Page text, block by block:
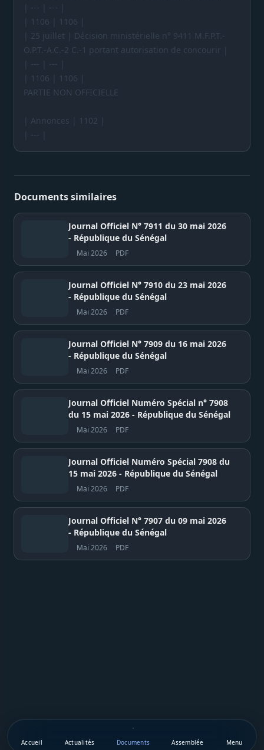
| --- | --- |
| 1106 | 1106 |
| 25 juillet | Décision ministérielle n° 9411 M.F.P.T.-
O.P.T.-A.C.-2 C.-1 portant autorisation de concourir |
| --- | --- |
| 1106 | 1106 |
PARTIE NON OFFICIELLE
| Annonces | 1102 |
| --- |
Documents similaires
Journal Officiel N° 7911 du 30 mai 2026
- République du Sénégal
Mai 2026 PDF
Journal Officiel N° 7910 du 23 mai 2026
- République du Sénégal
Mai 2026 PDF
Journal Officiel N° 7909 du 16 mai 2026
- République du Sénégal
Mai 2026 PDF
Journal Officiel Numéro Spécial n° 7908
du 15 mai 2026 - République du Sénégal
Mai 2026 PDF
Journal Officiel Numéro Spécial 7908 du
15 mai 2026 - République du Sénégal
Mai 2026 PDF
Journal Officiel N° 7907 du 09 mai 2026
- République du Sénégal
Mai 2026 PDF
Accueil Actualités Documents Assemblée Menu